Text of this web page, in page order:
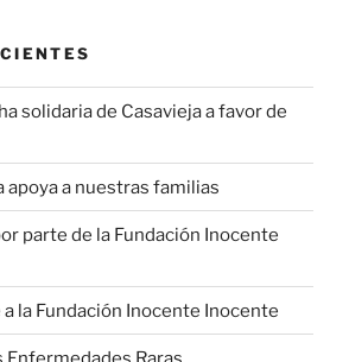
solidaria de Casavieja a favor de
apoya a nuestras familias
parte de la Fundación Inocente
a la Fundación Inocente Inocente